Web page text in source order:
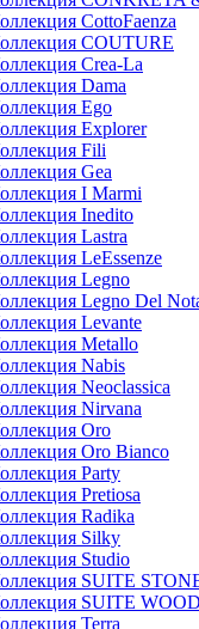
CottoFaenza
COUTURE
Crea-La
Dama
Ego
Explorer
Fili
Gea
I Marmi
Inedito
Lastra
LeEssenze
Legno
Legno Del
Levante
Metallo
Nabis
Neoclassica
Nirvana
Oro
Oro Bianco
Party
Pretiosa
Radika
Silky
Studio
SUITE
SUITE WOOD
Terra